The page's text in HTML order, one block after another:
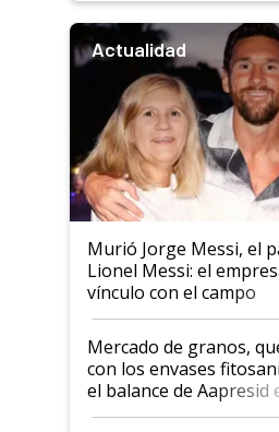
Actualidad
Murió Jorge Messi, el
Lionel Messi: el
vínculo con el campo
Mercado de granos,
con los envases
el balance de Aapresid
Posta